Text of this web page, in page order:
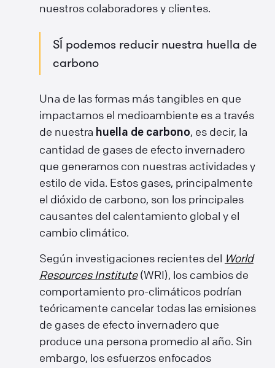
nuestros colaboradores y clientes.
SÍ podemos reducir nuestra huella de
carbono
Una de las formas más tangibles en que
impactamos el medioambiente es a través
de nuestra huella de carbono, es decir, la
cantidad de gases de efecto invernadero
que generamos con nuestras actividades y
estilo de vida. Estos gases, principalmente
el dióxido de carbono, son los principales
causantes del calentamiento global y el
cambio climático.
Según investigaciones recientes del World
Resources Institute(WRI), los cambios de
comportamiento pro-climáticos podrían
teóricamente cancelar todas las emisiones
de gases de efecto invernadero que
produce una persona promedio al año. Sin
embargo, los esfuerzos enfocados